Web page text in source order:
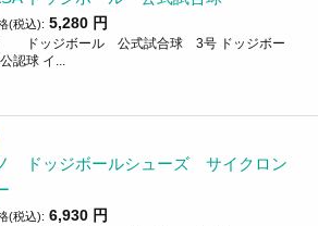
(税込): 5,280 円
ドッジボール 公式試合球 3号 ドッジボー
認球 イ...
ドッジボールシューズ サイクロン
(税込): 6,930 円